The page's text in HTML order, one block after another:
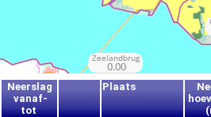
Neerslag
vanaf-
tot
Plaats